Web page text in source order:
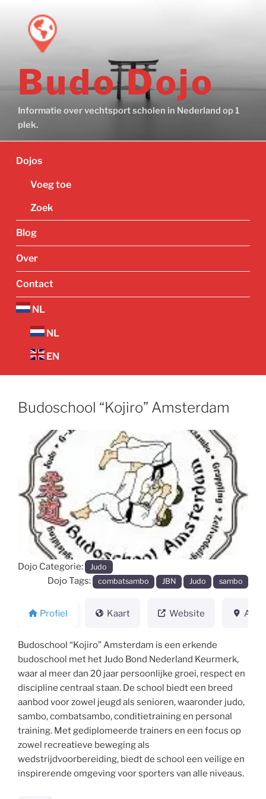
Budo Dojo
Informatie over vechtsport scholen in Nederland op 1
plek.
Dojos
Voeg toe
Zoek
Blog
Over
Contact
NL
NL
EN
Budoschool “Kojiro” Amsterdam
Vorige
Dojo Categorie: Judo
Dojo Tags: combatsambo JBN Judo sambo
Profiel Kaart Website
Budoschool “Kojiro” Amsterdam is een erkende
budoschool met het Judo Bond Nederland Keurmerk,
waar al meer dan 20 jaar persoonlijke groei, respect en
discipline centraal staan. De school biedt een breed
aanbod voor zowel jeugd als senioren, waaronder judo,
sambo, combatsambo, conditietraining en personal
training. Met gediplomeerde trainers en een focus op
zowel recreatieve beweging als
wedstrijdvoorbereiding, biedt de school een veilige en
inspirerende omgeving voor sporters van alle niveaus.